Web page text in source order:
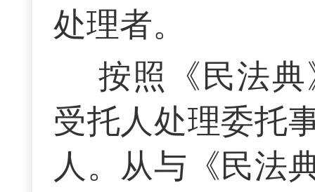
处理者。
按照《民法
受托人处理委托
人。从与《民法